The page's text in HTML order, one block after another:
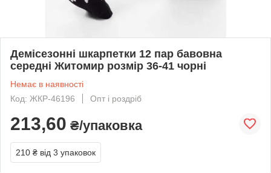
Демісезонні шкарпетки 12 пар бавовна
середні Житомир розмір 36-41 чорні
Немає в наявності
Код: ЖКР-46196
Опт і роздріб
213,60 ₴/упаковка
210 ₴ від 3 упаковок